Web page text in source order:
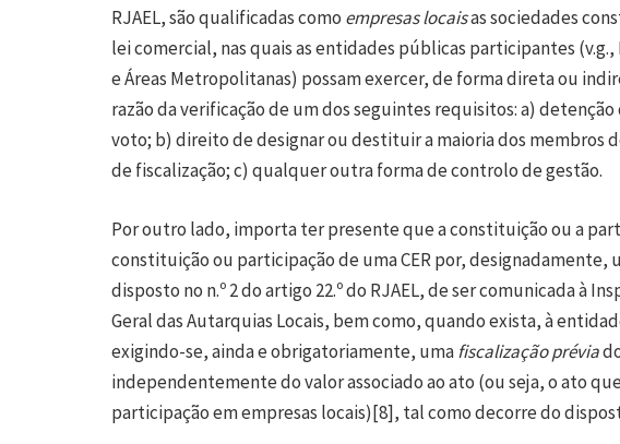
RJAEL, são qualificadas como empresas locaisas sociedades
lei comercial, nas quais as entidades públicas participantes
e Áreas Metropolitanas) possam exercer, de forma direta ou
razão da verificação de um dos seguintes requisitos: a)
voto; b) direito de designar ou destituir a maioria dos membros
de fiscalização; c) qualquer outra forma de controlo de gestão.
Por outro lado, importa ter presente que a constituição ou a
constituição ou participação de uma CER por, designadamente,
disposto no n.º 2 do artigo 22.º do RJAEL, de ser comunicada à
Geral das Autarquias Locais, bem como, quando exista, à
exigindo-se, ainda e obrigatoriamente, umafiscalização prévia
independentemente do valor associado ao ato (ou seja, o ato
participação em empresas locais)[8], tal como decorre do